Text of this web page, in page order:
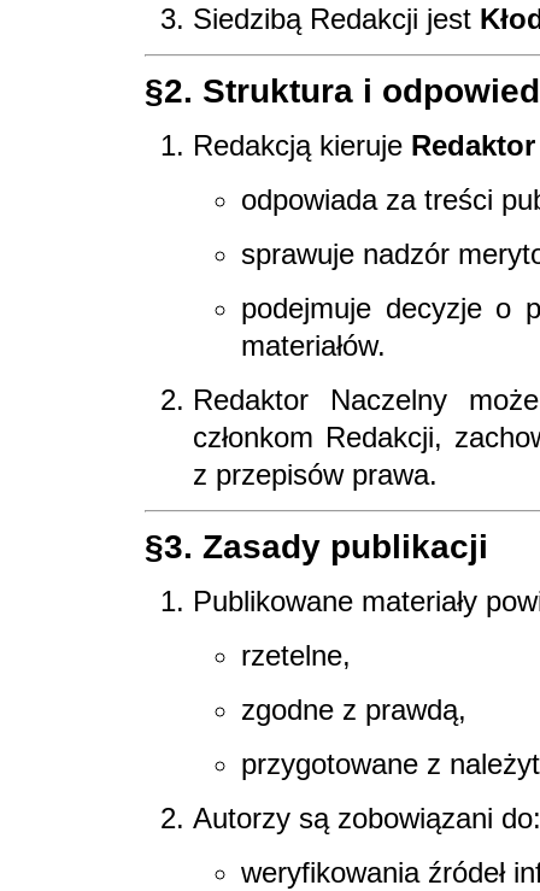
Siedzibą Redakcji jest
§2. Struktura i
Redakcją kieruje
odpowiada za treści
sprawuje nadzór
podejmuje decyzje o
materiałów.
Redaktor Naczelny
członkom Redakcji,
z przepisów prawa.
§3. Zasady publikacji
Publikowane materiały
rzetelne,
zgodne z prawdą,
przygotowane z
Autorzy są zobowiązani do:
weryfikowania źródeł